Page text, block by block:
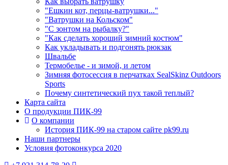
"Ешкин кот, перцы-ватрушки..."
"Ватрушки на Кольском"
"С зонтом на рыбалку?"
"Как сделать хороший зимний костюм"
Как укладывать и подгонять рюкзак
Швальбе
Термобелье - и зимой, и летом
Зимняя фотосессия в перчатках SealSkinz Outdoors
Sports
Почему синтетический пух такой теплый?
Карта сайта
О продукции ПИК-99
О компании
История ПИК-99 на старом сайте pk99.ru
Наши партнеры
Условия фотоконкурса 2020